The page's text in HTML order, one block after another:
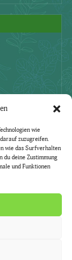
wie
zuzugreifen.
wie das Surfverhalten
du deine Zustimmung
und Funktionen